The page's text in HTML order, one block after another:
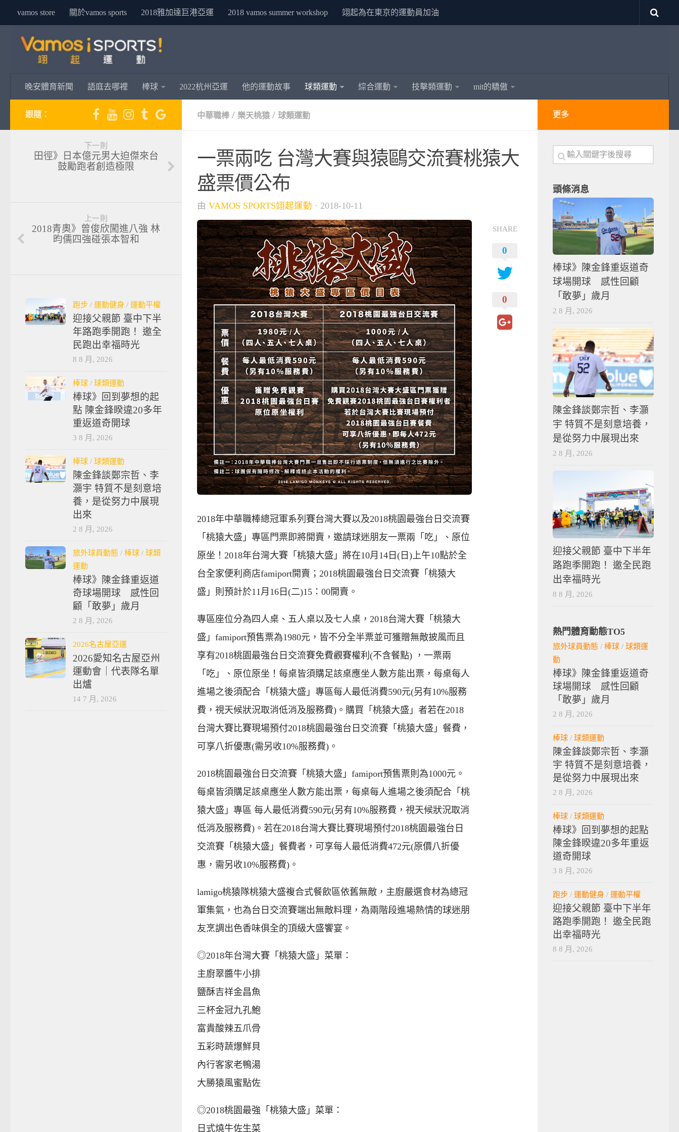
vamos store 關於vamos sports 2018雅加達巨港亞運 2018 vamos summer workshop 翊起為在東京的運動員加油
晚安體育新聞 語庭去哪裡 棒球 2022杭州亞運 他的運動故事 球類運動 綜合運動 技擊類運動 mit的驕傲
中華職棒 / 樂天桃猿 / 球類運動
一票兩吃 台灣大賽與猿鷗交流賽桃猿大
盛票價公布
由 VAMOS SPORTS翊起運動 · 2018-10-11
2018年中華職棒總冠軍系列賽台灣大賽以及2018桃園最強台日交流賽
「桃猿大盛」專區門票即將開賣，邀請球迷朋友一票兩「吃」、原位
原坐！2018年台灣大賽「桃猿大盛」將在10月14日(日)上午10點於全
台全家便利商店famiport開賣；2018桃園最強台日交流賽「桃猿大
盛」則預計於11月16日(二)15：00開賣。
專區座位分為四人桌、五人桌以及七人桌，2018台灣大賽「桃猿大
盛」famiport預售票為1980元，皆不分全半票並可獲贈無敵披風而且
享有2018桃園最強台日交流賽免費觀賽權利(不含餐點) ，一票兩
「吃」、原位原坐！每桌皆須購足該桌應坐人數方能出票，每桌每人
進場之後須配合「桃猿大盛」專區每人最低消費590元(另有10%服務
費，視天候狀況取消低消及服務費)。購買「桃猿大盛」者若在2018
台灣大賽比賽現場預付2018桃園最強台日交流賽「桃猿大盛」餐費，
可享八折優惠(需另收10%服務費)。
2018桃園最強台日交流賽「桃猿大盛」famiport預售票則為1000元。
每桌皆須購足該桌應坐人數方能出票，每桌每人進場之後須配合「桃
猿大盛」專區 每人最低消費590元(另有10%服務費，視天候狀況取消
低消及服務費)。若在2018台灣大賽比賽現場預付2018桃園最強台日
交流賽「桃猿大盛」餐費者，可享每人最低消費472元(原價八折優
惠，需另收10%服務費)。
lamigo桃猿隊桃猿大盛複合式餐飲區依舊無敵，主廚嚴選食材為總冠
軍集氣，也為台日交流賽端出無敵料理，為兩階段進場熱情的球迷朋
友烹調出色香味俱全的頂級大盛饗宴。
◎2018年台灣大賽「桃猿大盛」菜單：
主廚翠醬牛小排
鹽酥吉祥金昌魚
三杯金冠九孔鮑
富貴酸辣五爪骨
五彩時蔬爆鮮貝
內行客家老鴨湯
大勝猿風蜜點佐
◎2018桃園最強「桃猿大盛」菜單：
日式燒牛佐生菜
SHARE
0
0
跟隨：
下一則
田徑》日本億元男大迫傑來台
鼓勵跑者創造極限
上一則
2018青奧》曾俊欣闖進八強 林
昀儒四強碰張本智和
跑步 / 運動健身 / 運動平權
迎接父親節 臺中下半
年路跑季開跑！ 邀全
民跑出幸福時光
8 8 月, 2026
棒球 / 球類運動
棒球》回到夢想的起
點 陳金鋒睽違20多年
重返道奇開球
3 8 月, 2026
棒球 / 球類運動
陳金鋒談鄭宗哲、李
灝宇 特質不是刻意培
養，是從努力中展現
出來
2 8 月, 2026
旅外球員動態 / 棒球 / 球類
運動
棒球》陳金鋒重返道
奇球場開球 感性回
顧「敢夢」歲月
2 8 月, 2026
2026名古屋亞運
2026愛知名古屋亞州
運動會｜代表隊名單
出爐
14 7 月, 2026
更多
頭條消息
棒球》陳金鋒重返道奇
球場開球 感性回顧
「敢夢」歲月
2 8 月, 2026
陳金鋒談鄭宗哲、李灝
宇 特質不是刻意培養，
是從努力中展現出來
2 8 月, 2026
迎接父親節 臺中下半年
路跑季開跑！ 邀全民跑
出幸福時光
8 8 月, 2026
熱門體育動態TO5
旅外球員動態 / 棒球 / 球類運
動
棒球》陳金鋒重返道奇
球場開球 感性回顧
「敢夢」歲月
2 8 月, 2026
棒球 / 球類運動
陳金鋒談鄭宗哲、李灝
宇 特質不是刻意培養，
是從努力中展現出來
2 8 月, 2026
棒球 / 球類運動
棒球》回到夢想的起點
陳金鋒睽違20多年重返
道奇開球
3 8 月, 2026
跑步 / 運動健身 / 運動平權
迎接父親節 臺中下半年
路跑季開跑！ 邀全民跑
出幸福時光
8 8 月, 2026